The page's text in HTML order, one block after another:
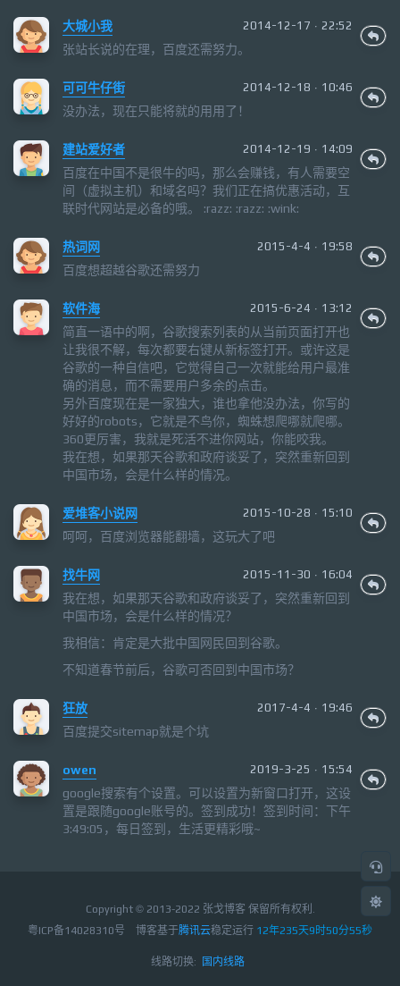
大城小我 2014-12-17 · 22:52
张站长说的在理，百度还需努力。
可可牛仔街 2014-12-18 · 10:46
没办法，现在只能将就的用用了！
建站爱好者 2014-12-19 · 14:09
百度在中国不是很牛的吗，那么会赚钱，有人需要空
间（虚拟主机）和域名吗？我们正在搞优惠活动，互
联时代网站是必备的哦。 :razz: :razz: :wink:
热词网 2015-4-4 · 19:58
百度想超越谷歌还需努力
软件海 2015-6-24 · 13:12
简直一语中的啊，谷歌搜索列表的从当前页面打开也
让我很不解，每次都要右键从新标签打开。或许这是
谷歌的一种自信吧，它觉得自己一次就能给用户最准
确的消息，而不需要用户多余的点击。
另外百度现在是一家独大，谁也拿他没办法，你写的
好好的robots，它就是不鸟你，蜘蛛想爬哪就爬哪。
360更厉害，我就是死活不进你网站，你能咬我。
我在想，如果那天谷歌和政府谈妥了，突然重新回到
中国市场，会是什么样的情况。
爱堆客小说网 2015-10-28 · 15:10
呵呵，百度浏览器能翻墙，这玩大了吧
找牛网 2015-11-30 · 16:04
我在想，如果那天谷歌和政府谈妥了，突然重新回到
中国市场，会是什么样的情况？
我相信：肯定是大批中国网民回到谷歌。
不知道春节前后，谷歌可否回到中国市场？
狂放 2017-4-4 · 19:46
百度提交sitemap就是个坑
owen 2019-3-25 · 15:54
google搜索有个设置。可以设置为新窗口打开，这设
置是跟随google账号的。签到成功！签到时间：下午
3:49:05，每日签到，生活更精彩哦~
Copyright © 2013-2022 张戈博客 保留所有权利.
粤ICP备14028310号
博客基于腾讯云稳定运行 12年235天9时50分56秒
线路切换: 国内线路